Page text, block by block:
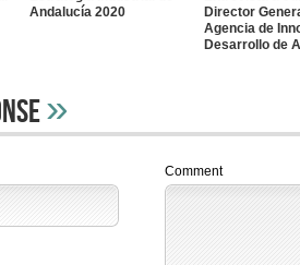
Andalucía 2020
Director
Agencia de
Desarrollo de
»
Comment